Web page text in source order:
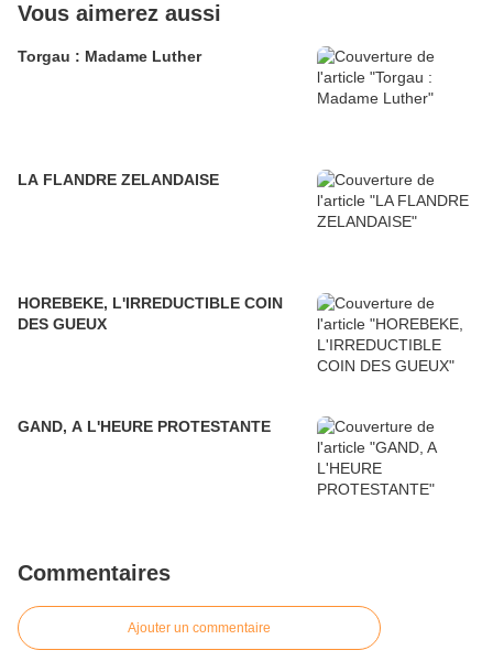
Vous aimerez aussi
Torgau : Madame Luther
LA FLANDRE ZELANDAISE
HOREBEKE, L'IRREDUCTIBLE COIN
DES GUEUX
GAND, A L'HEURE PROTESTANTE
Commentaires
Ajouter un commentaire